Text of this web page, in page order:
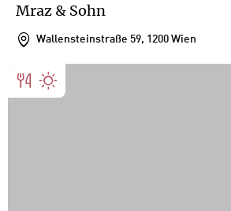
Mraz & Sohn
Wallensteinstraße 59, 1200 Wien